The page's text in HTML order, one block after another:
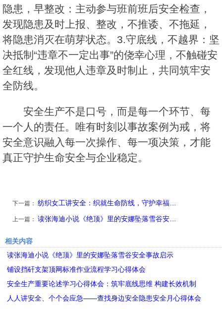
隐患，早整改：主动参与班前班后安全检查，
发现隐患及时上报、整改，不推诿、不拖延，
将隐患消灭在萌芽状态。3.守底线，不越界：坚
决抵制“违章不一定出事”的侥幸心理，不触碰安
全红线，发现他人违章及时制止，共同筑牢安
全防线。
安全生产不是口号，而是每一个环节、每
一个人的责任。唯有时刻以事故案例为戒，将
安全意识融入每一次操作、每一项决策，才能
真正守护生命安全与企业稳定。
下一篇： 纺织女工讲安全：织就生命防线，守护幸福…
上一篇： 读张海迪小说《绝顶》里的安娜坠落雪谷安…
相关内容
读张海迪小说《绝顶》里的安娜坠落雪谷安全事故启示
铺设挡矸支架顶网标准作业流程学习心得体会
安全生产重要论述学习心得体会：筑牢底线思维 构建长效机制
人人讲安全、个个会应急——查找身边安全隐患安全月心得体会